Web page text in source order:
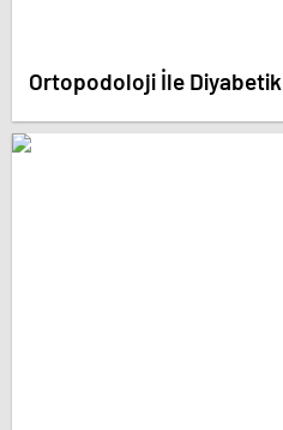
Ortopodoloji İle Diyabetik